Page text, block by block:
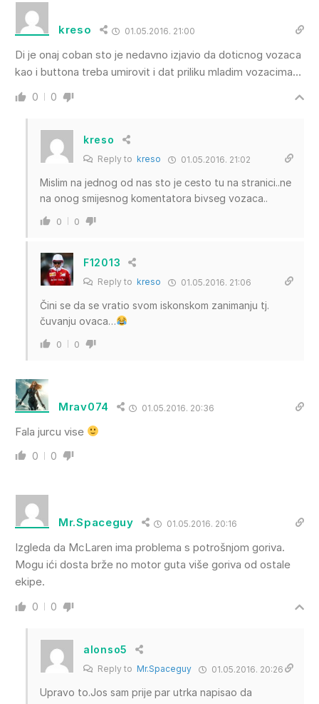
kreso 01.05.2016. 21:00
Di je onaj coban sto je nedavno izjavio da doticnog vozaca
kao i buttona treba umirovit i dat priliku mladim vozacima…
0 0
kreso
Reply to kreso 01.05.2016. 21:02
Mislim na jednog od nas sto je cesto tu na stranici..ne
na onog smijesnog komentatora bivseg vozaca..
0 0
F12013
Reply to kreso 01.05.2016. 21:06
Čini se da se vratio svom iskonskom zanimanju tj.
čuvanju ovaca…
0 0
Mrav074 01.05.2016. 20:36
Fala jurcu vise
0 0
Mr.Spaceguy 01.05.2016. 20:16
Izgleda da McLaren ima problema s potrošnjom goriva.
Mogu ići dosta brže no motor guta više goriva od ostale
ekipe.
0 0
alonso5
Reply to Mr.Spaceguy 01.05.2016. 20:26
Upravo to.Jos sam prije par utrka napisao da